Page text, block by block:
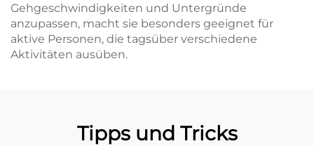
Gehgeschwindigkeiten und Untergründe
anzupassen, macht sie besonders geeignet für
aktive Personen, die tagsüber verschiedene
Aktivitäten ausüben.
Tipps und Tricks